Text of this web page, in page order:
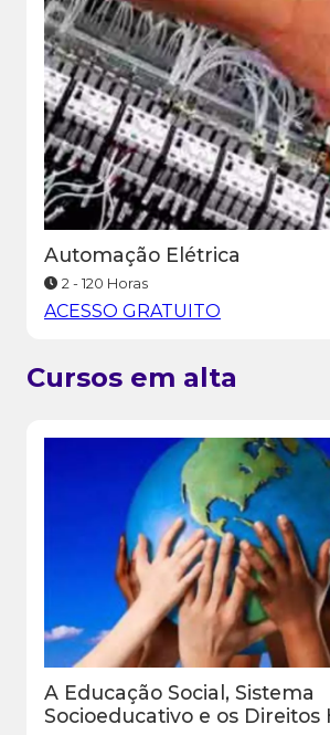
Automação Elétrica
2 - 120 Horas
ACESSO GRATUITO
Cursos em alta
A Educação Social, Sistema
Socioeducativo e os Direitos